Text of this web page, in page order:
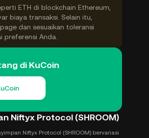
ETH di blockchain Ethereum,
biaya transaksi. Selain itu,
dan sesuaikan toleransi
preferensi Anda.
di KuCoin
Niftyx Protocol (SHROOM)
Niftyx Protocol (SHROOM) bervariasi